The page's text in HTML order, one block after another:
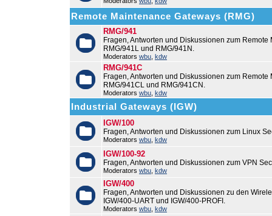
Remote Maintenance Gateways (RMG)
RMG/941
Fragen, Antworten und Diskussionen zum
RMG/941L und RMG/941N.
Moderators wbu kdw
RMG/941C
Fragen, Antworten und Diskussionen zum
RMG/941CL und RMG/941CN.
Moderators wbu kdw
Industrial Gateways (IGW)
IGW/100
Fragen, Antworten und Diskussionen zum Linux
Moderators wbu kdw
IGW/100-92
Fragen, Antworten und Diskussionen zum VPN
Moderators wbu kdw
IGW/400
Fragen, Antworten und Diskussionen zu den
IGW/400-UART und IGW/400-PROFI.
Moderators wbu kdw